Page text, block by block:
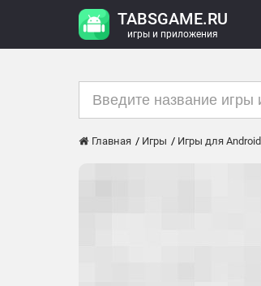
TABSGAME.RU
игры и приложения
Главная Игры Игры для Android